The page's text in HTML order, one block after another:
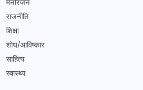
मनोरंजन
राजनीति
शिक्षा
शोध/आविष्कार
साहित्य
स्वास्थ्य